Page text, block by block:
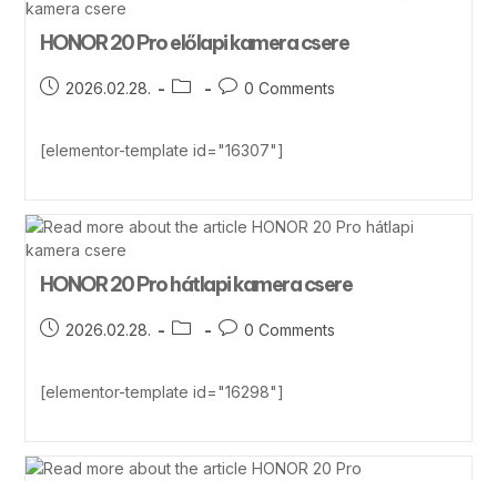
HONOR 20 Pro előlapi kamera csere
2026.02.28. 0 Comments
[elementor-template id="16307"]
HONOR 20 Pro hátlapi kamera csere
2026.02.28. 0 Comments
[elementor-template id="16298"]